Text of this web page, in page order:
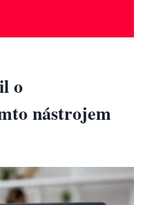
o
nástrojem